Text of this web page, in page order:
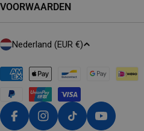
VOORWAARDEN
L
/
R
Nederland (EUR €)
FacebookInstagram
Tiktok Youtube